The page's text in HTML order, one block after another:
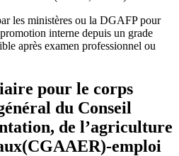
les ministères ou la DGAFP pour
interne depuis un grade
après examen professionnel ou
pour le corps
du Conseil
de l’agriculture
emploi